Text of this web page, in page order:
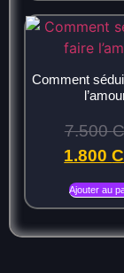
Comment
7.500
1.800
Ajouter au